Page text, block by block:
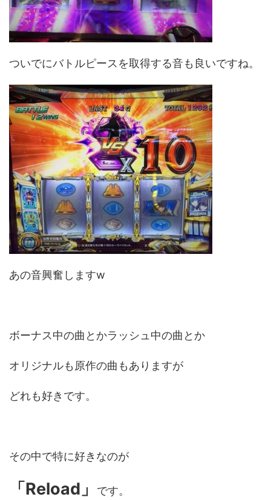
ついでにバトルピースを取得する音も良いですね。
あの音興奮しますw
ボーナス中の曲とかラッシュ中の曲とか
オリジナルも原作の曲もありますが
どれも好きです。
その中で特に好きなのが
「Reload」 です。